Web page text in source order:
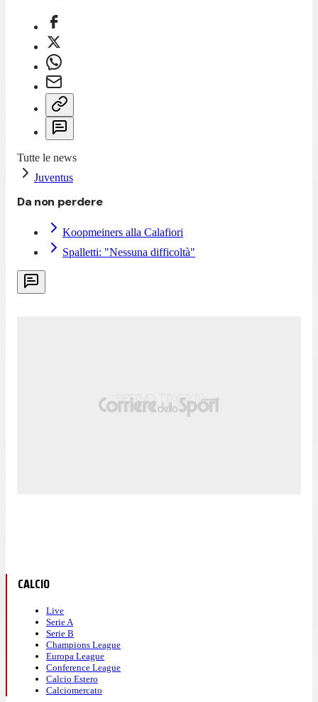
Tutte le news
Juventus
Da non perdere
Koopmeiners alla Calafiori
Spalletti: "Nessuna difficoltà"
CALCIO
Live
Serie A
Serie B
Champions League
Europa League
Conference League
Calcio Estero
Calciomercato